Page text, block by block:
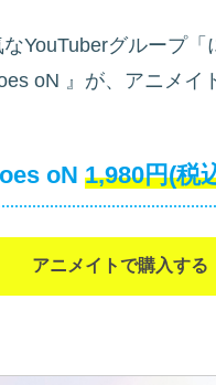
YouTuberグループ
oN 』が、アニメイ
oN 1,980円(税
アニメイトで購入する